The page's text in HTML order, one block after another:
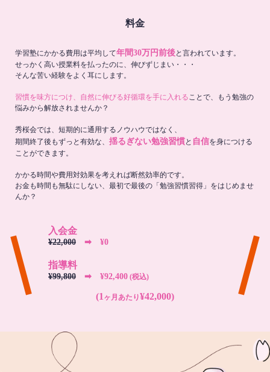
料金
学習塾にかかる費用は平均して年間30万円前後と言われています。
せっかく高い授業料を払ったのに、伸びずじまい・・・
そんな苦い経験をよく耳にします。
習慣を味方につけ、自然に伸びる好循環を手に入れる ことで、もう勉強の
悩みから解放されませんか？
秀桜会では、短期的に通用するノウハウではなく、
期間終了後もずっと有効な、 揺るぎない勉強習慣と 自信を身につける
ことができます。
かかる時間や費用対効果を考えれば断然効率的です。
お金も時間も無駄にしない、最初で最後の「勉強習慣習得」をはじめませ
んか？
入会金
¥22,000 ➡︎ ¥0
指導料
¥99,800 ➡︎ ¥92,400 (税込)
(1 ヶ月あたり¥42,000)